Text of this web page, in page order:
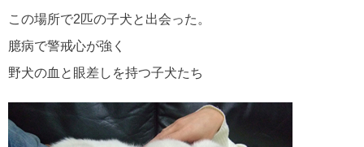
この場所で2匹の子犬と出会った。
臆病で警戒心が強く
野犬の血と眼差しを持つ子犬たち